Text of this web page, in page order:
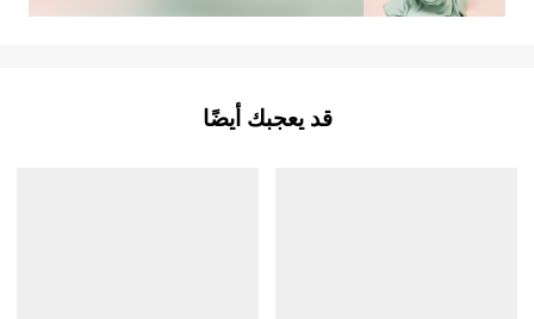
قد يعجبك أيضًا